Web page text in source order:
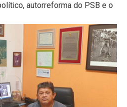
autorreforma do PSB e o